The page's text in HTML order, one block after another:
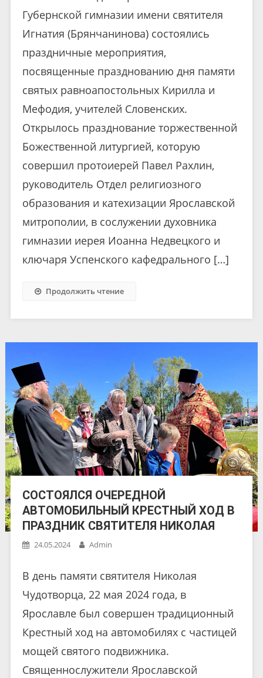
Губернской гимназии имени святителя
Игнатия (Брянчанинова) состоялись
праздничные мероприятия,
посвященные празднованию дня памяти
святых равноапостольных Кирилла и
Мефодия, учителей Словенских.
Открылось празднование торжественной
Божественной литургией, которую
совершил протоиерей Павел Рахлин,
руководитель Отдел религиозного
образования и катехизации Ярославской
митрополии, в сослужении духовника
гимназии иерея Иоанна Недвецкого и
ключаря Успенского кафедрального […]
Продолжить чтение
СОСТОЯЛСЯ ОЧЕРЕДНОЙ
АВТОМОБИЛЬНЫЙ КРЕСТНЫЙ ХОД В
ПРАЗДНИК СВЯТИТЕЛЯ НИКОЛАЯ
24.05.2024 Admin
В день памяти святителя Николая
Чудотворца, 22 мая 2024 года, в
Ярославле был совершен традиционный
Крестный ход на автомобилях с частицей
мощей святого подвижника.
Священнослужители Ярославской